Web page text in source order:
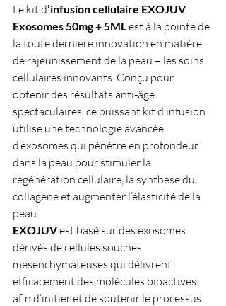
Le kit d’infusion cellulaire EXOJUV
Exosomes 50mg + 5ML est à la pointe de
la toute dernière innovation en matière
de rajeunissement de la peau – les soins
cellulaires innovants. Conçu pour
obtenir des résultats anti-âge
spectaculaires, ce puissant kit d’infusion
utilise une technologie avancée
d’exosomes qui pénètre en profondeur
dans la peau pour stimuler la
régénération cellulaire, la synthèse du
collagène et augmenter l’élasticité de la
peau.
EXOJUV est basé sur des exosomes
dérivés de cellules souches
mésenchymateuses qui délivrent
efficacement des molécules bioactives
afin d’initier et de soutenir le processus